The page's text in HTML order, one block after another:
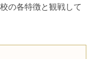
の各特徴と観戦して